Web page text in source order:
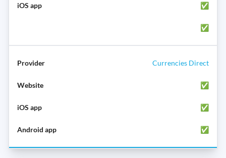
✅
✅
Currencies Direct
✅
✅
✅